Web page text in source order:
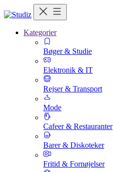
Kategorier
Bøger & Studie
Elektronik & IT
Rejser & Transport
Mode
Cafeer & Restauranter
Barer & Diskoteker
Fritid & Fornøjelser